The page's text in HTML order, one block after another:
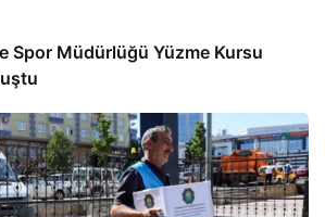
Spor Müdürlüğü Yüzme Kursu